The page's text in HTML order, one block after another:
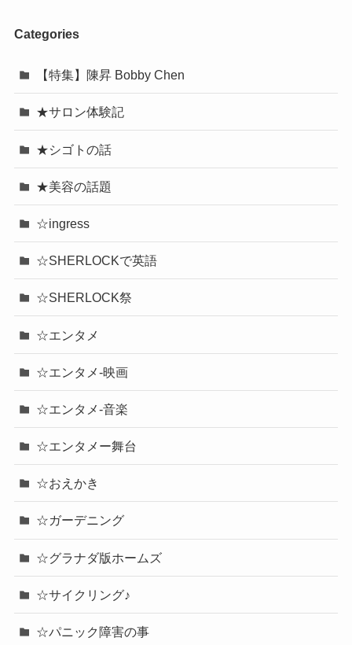
Categories
【特集】陳昇 Bobby Chen
★サロン体験記
★シゴトの話
★美容の話題
☆ingress
☆SHERLOCKで英語
☆SHERLOCK祭
☆エンタメ
☆エンタメ-映画
☆エンタメ-音楽
☆エンタメー舞台
☆おえかき
☆ガーデニング
☆グラナダ版ホームズ
☆サイクリング♪
☆パニック障害の事